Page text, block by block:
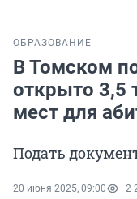
ОБРАЗОВАНИЕ
В Томском
открыто
мест для
Подать
20 июня 2025, 09:00 2